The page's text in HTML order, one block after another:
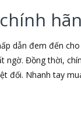
dẫn đem đến
ngờ. Đồng thời,
đối. Nhanh tay